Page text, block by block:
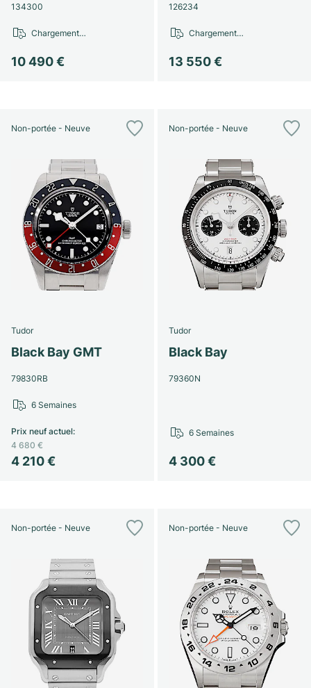
134300
10 490 €
Chargement…
126234
13 550 €
Chargement…
Non-portée - Neuve
Tudor
Black Bay GMT
79830RB
4 210 €
Prix neuf actuel:
4 680 €
6 Semaines
Non-portée - Neuve
Tudor
Black Bay
79360N
4 300 €
6 Semaines
Non-portée - Neuve Non-portée - Neuve